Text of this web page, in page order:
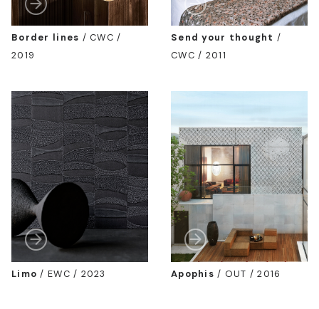
Border lines /CWC /
2019
Send your thought /
CWC / 2011
Limo / EWC / 2023 Apophis / OUT / 2016